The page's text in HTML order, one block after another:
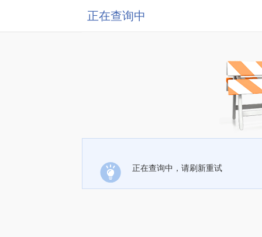
正在查询中
正在查询中，请刷新重试